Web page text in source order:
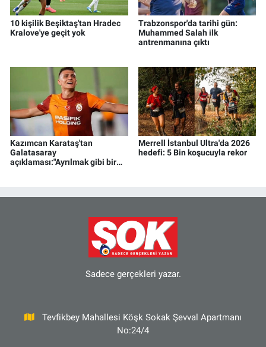
10 kişilik Beşiktaş'tan Hradec
Kralove'ye geçit yok
Trabzonspor'da tarihi gün:
Muhammed Salah ilk
antrenmanına çıktı
Kazımcan Karataş'tan
Galatasaray
açıklaması:"Ayrılmak gibi bir
Merrell İstanbul Ultra'da 2026
hedefi: 5 Bin koşucuyla rekor
Sadece gerçekleri yazar.
Tevfikbey Mahallesi Köşk Sokak Şevval Apartmanı
No:24/4